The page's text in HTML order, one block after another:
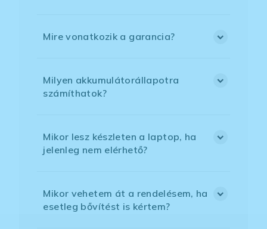
Mire vonatkozik a garancia?
Milyen akkumulátorállapotra
számíthatok?
Mikor lesz készleten a laptop, ha
jelenleg nem elérhető?
Mikor vehetem át a rendelésem, ha
esetleg bővítést is kértem?